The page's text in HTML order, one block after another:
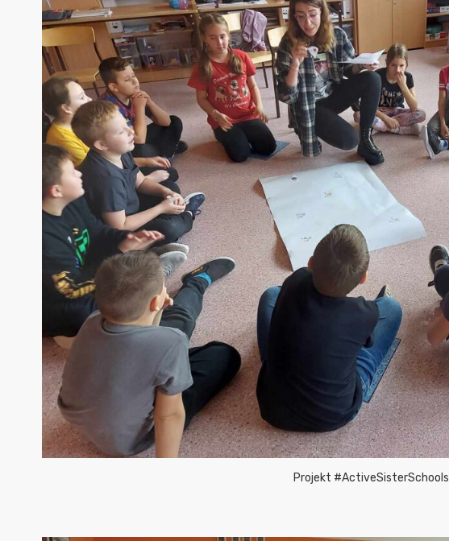
Projekt #ActiveSisterSchools